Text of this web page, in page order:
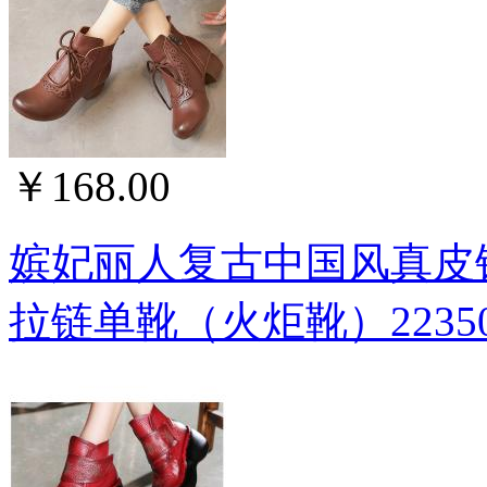
￥168.00
嫔妃丽人复古中国风真
拉链单靴（火炬靴）